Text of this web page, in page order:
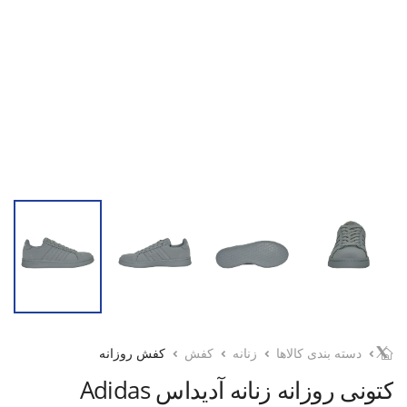
دسته بندی کالاها زنانه کفش کفش روزانه
کتونی روزانه زنانه آدیداس Adidas